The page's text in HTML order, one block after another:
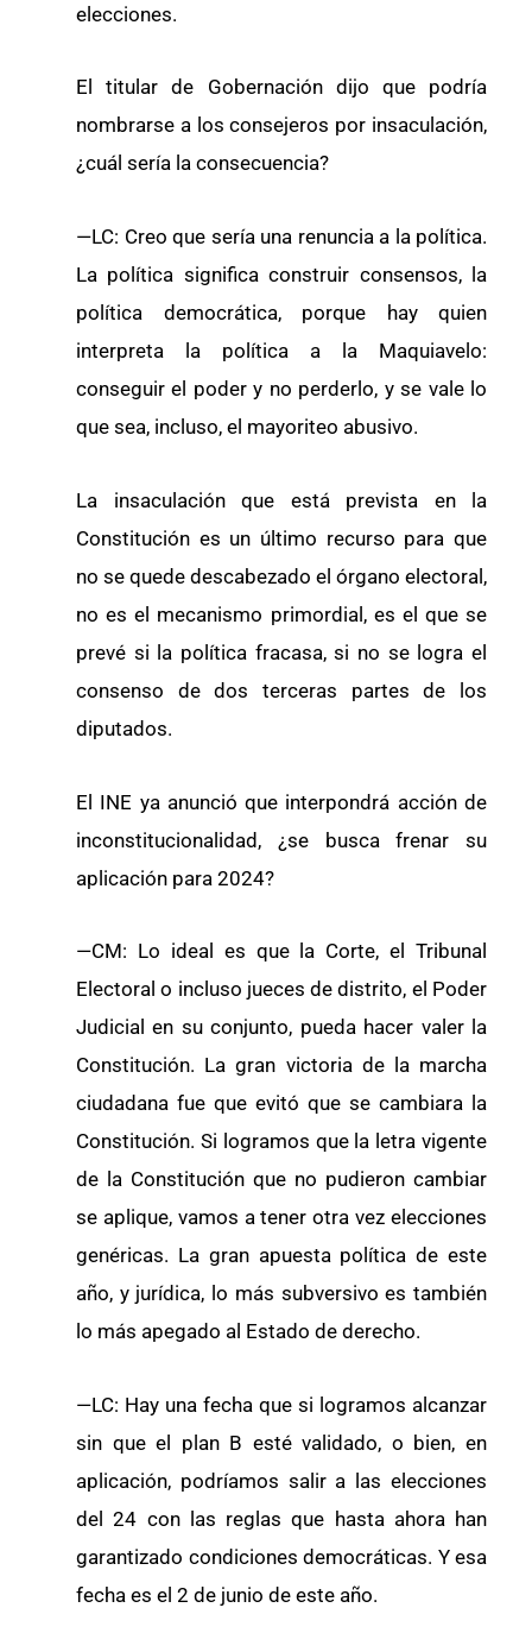
elecciones.
El titular de Gobernación dijo que podría
nombrarse a los consejeros por insaculación,
¿cuál sería la consecuencia?
—LC: Creo que sería una renuncia a la política.
La política significa construir consensos, la
política democrática, porque hay quien
interpreta la política a la Maquiavelo:
conseguir el poder y no perderlo, y se vale lo
que sea, incluso, el mayoriteo abusivo.
La insaculación que está prevista en la
Constitución es un último recurso para que
no se quede descabezado el órgano electoral,
no es el mecanismo primordial, es el que se
prevé si la política fracasa, si no se logra el
consenso de dos terceras partes de los
diputados.
El INE ya anunció que interpondrá acción de
inconstitucionalidad, ¿se busca frenar su
aplicación para 2024?
—CM: Lo ideal es que la Corte, el Tribunal
Electoral o incluso jueces de distrito, el Poder
Judicial en su conjunto, pueda hacer valer la
Constitución. La gran victoria de la marcha
ciudadana fue que evitó que se cambiara la
Constitución. Si logramos que la letra vigente
de la Constitución que no pudieron cambiar
se aplique, vamos a tener otra vez elecciones
genéricas. La gran apuesta política de este
año, y jurídica, lo más subversivo es también
lo más apegado al Estado de derecho.
—LC: Hay una fecha que si logramos alcanzar
sin que el plan B esté validado, o bien, en
aplicación, podríamos salir a las elecciones
del 24 con las reglas que hasta ahora han
garantizado condiciones democráticas. Y esa
fecha es el 2 de junio de este año.